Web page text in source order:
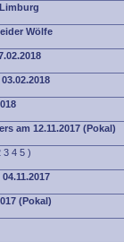
Wölfe
am 12.11.2017 (Pokal)
3 4 5 )
(Pokal)